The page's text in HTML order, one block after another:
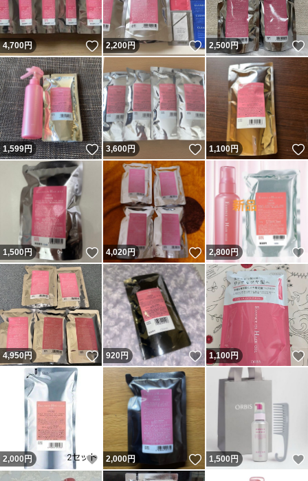
4,700円 いいね！
2,200円 いいね！
2,500円
1,599円 いいね！
3,600円 いいね！
1,100円
1,500円 いいね！
4,020円 いいね！
2,800円
4,950円 いいね！
920円 いいね！
1,100円
2,000 円 いいね！
2,000円 いいね！
1,500円